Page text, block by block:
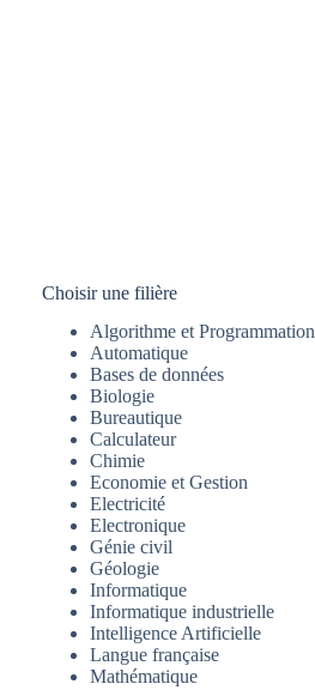
Choisir une filière
Algorithme et Programmation
Automatique
Bases de données
Biologie
Bureautique
Calculateur
Chimie
Economie et Gestion
Electricité
Electronique
Génie civil
Géologie
Informatique
Informatique industrielle
Intelligence Artificielle
Langue française
Mathématique